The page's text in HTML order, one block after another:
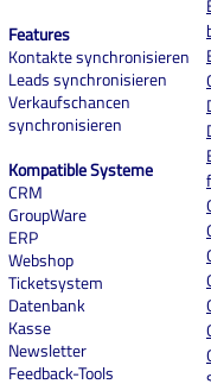
Features
Kontakte synchronisieren
Leads synchronisieren
Verkaufschancen
synchronisieren
Kompatible Systeme
CRM
GroupWare
ERP
Webshop
Ticketsystem
Datenbank
Kasse
Newsletter
Feedback-Tools